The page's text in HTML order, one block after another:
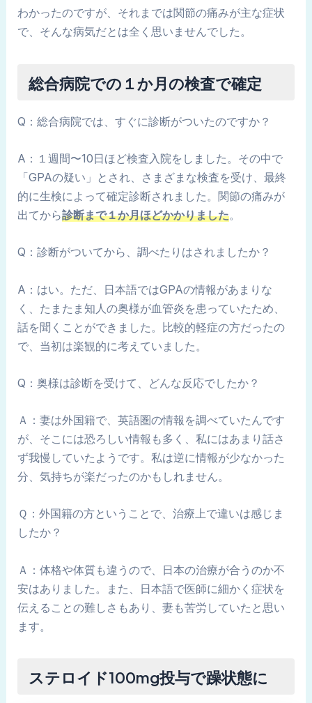
わかったのですが、それまでは関節の痛みが主な症状
で、そんな病気だとは全く思いませんでした。
総合病院での１か月の検査で確定
Q：総合病院では、すぐに診断がついたのですか？
A：１週間〜10日ほど検査入院をしました。その中で
「GPAの疑い」とされ、さまざまな検査を受け、最終
的に生検によって確定診断されました。関節の痛みが
出てから診断まで１か月ほどかかりました。
Q：診断がついてから、調べたりはされましたか？
A：はい。ただ、日本語ではGPAの情報があまりな
く、たまたま知人の奥様が血管炎を患っていたため、
話を聞くことができました。比較的軽症の方だったの
で、当初は楽観的に考えていました。
Q：奥様は診断を受けて、どんな反応でしたか？
Ａ：妻は外国籍で、英語圏の情報を調べていたんです
が、そこには恐ろしい情報も多く、私にはあまり話さ
ず我慢していたようです。私は逆に情報が少なかった
分、気持ちが楽だったのかもしれません。
Ｑ：外国籍の方ということで、治療上で違いは感じま
したか？
Ａ：体格や体質も違うので、日本の治療が合うのか不
安はありました。また、日本語で医師に細かく症状を
伝えることの難しさもあり、妻も苦労していたと思い
ます。
ステロイド100mg投与で躁状態に